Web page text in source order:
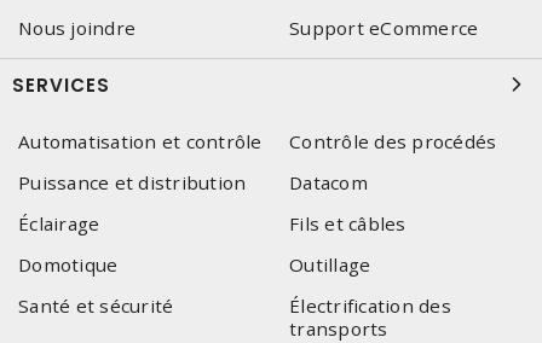
Nous joindre
Support eCommerce
SERVICES
Automatisation et contrôle
Contrôle des procédés
Puissance et distribution
Datacom
Éclairage
Fils et câbles
Domotique
Outillage
Santé et sécurité
Électrification des
transports